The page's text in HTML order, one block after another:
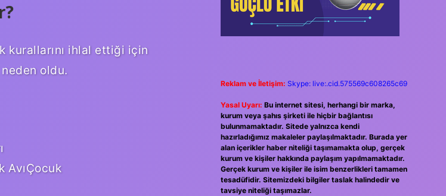
kurallarını ihlal ettiği için
oldu.
AvıÇocuk
Reklam ve İletişim: Skype: live:.cid.575569c608265c69
Yasal Uyarı: Bu internet sitesi, herhangi bir marka,
kurum veya şahıs şirketi ile hiçbir bağlantısı
bulunmamaktadır. Sitede yalnızca kendi
hazırladığımız makaleler paylaşılmaktadır. Burada yer
alan içerikler haber niteliği taşımamakta olup, gerçek
kurum ve kişiler hakkında paylaşım yapılmamaktadır.
Gerçek kurum ve kişiler ile isim benzerlikleri tamamen
tesadüfidir. Sitemizdeki bilgiler taslak halindedir ve
tavsiye niteliği taşımazlar.